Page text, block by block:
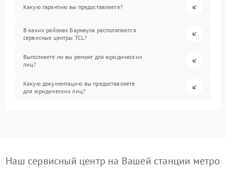
Какую гарантию вы предоставляете?
В каких районах Барнаула располагаются
сервисные центры TCL?
Выполняете ли вы ремонт для юридических
лиц?
Какую документацию вы предоставляете
для юридических лиц?
Наш сервисный центр на Вашей станции метро